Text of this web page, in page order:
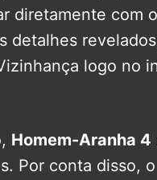
diretamente com
detalhes
logo no
Homem-Aranha 4
Por conta disso,